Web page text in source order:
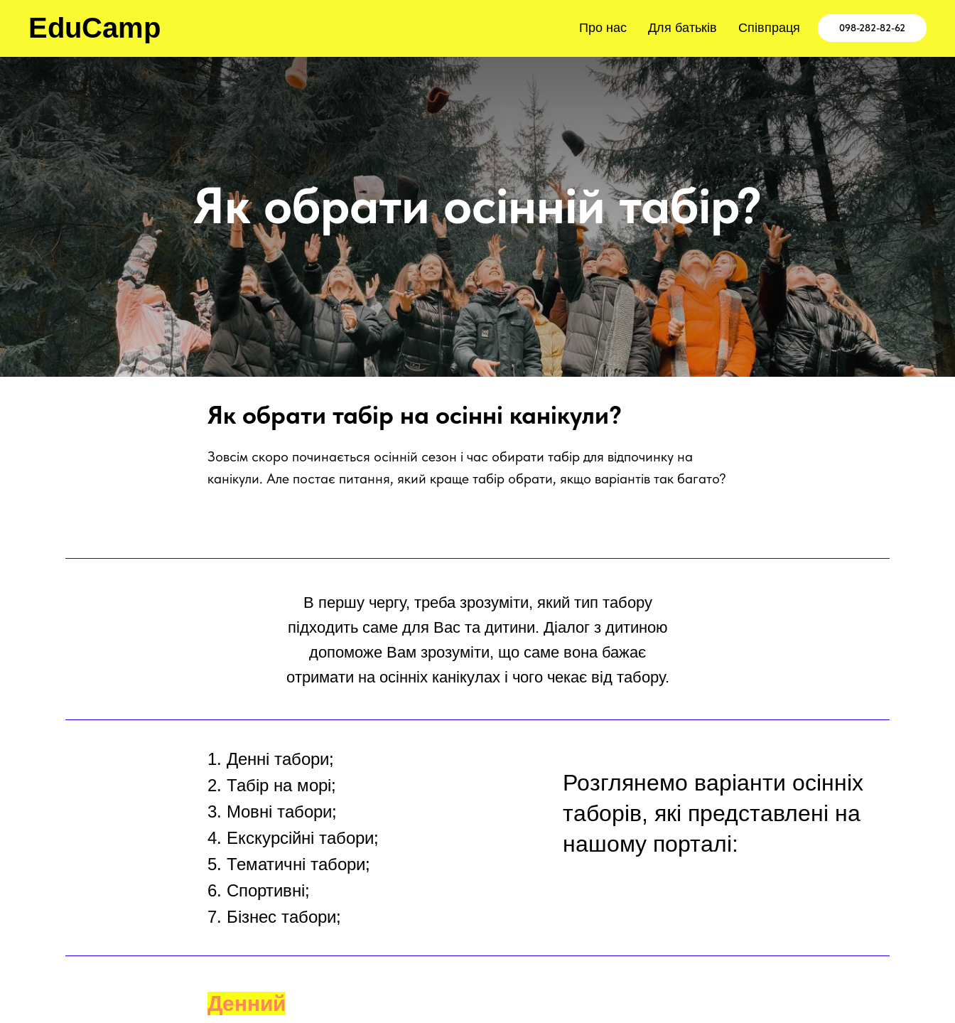
EduCamp Про нас Для батьків Співпраця 098-282-82-62
Як обрати осінній табір?
Як обрати табір на осінні канікули?
Зовсім скоро починається осінній сезон і час обирати табір для відпочинку на
канікули. Але постає питання, який краще табір обрати, якщо варіантів так багато?
В першу чергу, треба зрозуміти, який тип табору
підходить саме для Вас та дитини. Діалог з дитиною
допоможе Вам зрозуміти, що саме вона бажає
отримати на осінніх канікулах і чого чекає від табору.
Розглянемо варіанти осінніх
таборів, які представлені на
нашому порталі:
1. Денні табори;
2. Табір на морі;
3. Мовні табори;
4. Екскурсійні табори;
5. Тематичні табори;
6. Спортивні;
7. Бізнес табори;
Денний